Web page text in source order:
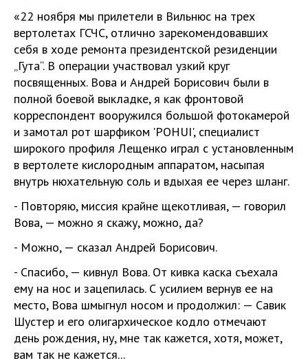
«22 ноября мы прилетели в Вильнюс на трех
вертолетах ГСЧС, отлично зарекомендовавших
себя в ходе ремонта президентской резиденции
„Гута“. В операции участвовал узкий круг
посвященных. Вова и Андрей Борисович были в
полной боевой выкладке, я как фронтовой
корреспондент вооружился большой фотокамерой
и замотал рот шарфиком 'POHUI', специалист
широкого профиля Лещенко играл с установленным
в вертолете кислородным аппаратом, насыпая
внутрь нюхательную соль и вдыхая ее через шланг.
- Повторяю, миссия крайне щекотливая, — говорил
Вова, — можно я скажу, можно, да?
- Можно, — сказал Андрей Борисович.
- Спасибо, — кивнул Вова. От кивка каска съехала
ему на нос и зацепилась. С усилием вернув ее на
место, Вова шмыгнул носом и продолжил: — Савик
Шустер и его олигархическое кодло отмечают
день рождения, ну, мне так кажется, хотя, может,
вам так не кажется...